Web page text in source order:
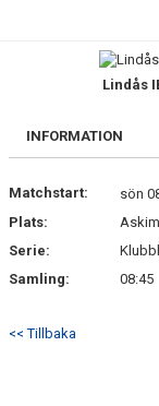
MEDLEMSKAP
Lindås
INFORMATION
Matchstart:
sön
Plats:
Serie:
Samling:
08:45
<< Tillbaka